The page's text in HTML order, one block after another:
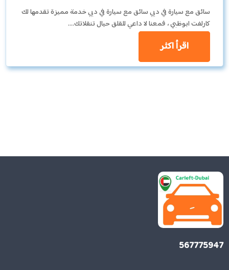
سائق مع سيارة في دبي سائق مع سيارة في دبي خدمة مميزة تقدمها لك
كارلفت ابوظبي ، فمعنا لا داعي للقلق حيال تنقلاتك.…
اقرأ اكثر
567775947